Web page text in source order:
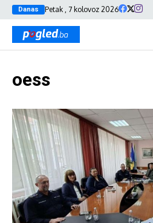
Danas Petak , 7 kolovoz 2026
oess